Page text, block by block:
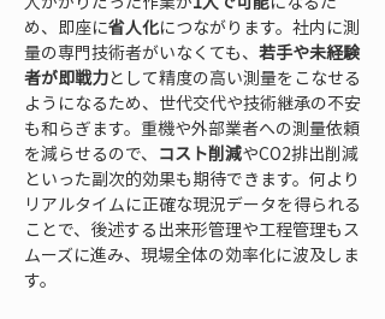
め、即座に省人化につながります。社内に測
量の専門技術者がいなくても、 若手や未経験
者が即戦力として精度の高い測量をこなせる
ようになるため、世代交代や技術継承の不安
も和らぎます。重機や外部業者への測量依頼
を減らせるので、 コスト削減やCO2排出削減
といった副次的効果も期待できます。何より
リアルタイムに正確な現況データを得られる
ことで、後述する出来形管理や工程管理もス
ムーズに進み、現場全体の効率化に波及しま
す。